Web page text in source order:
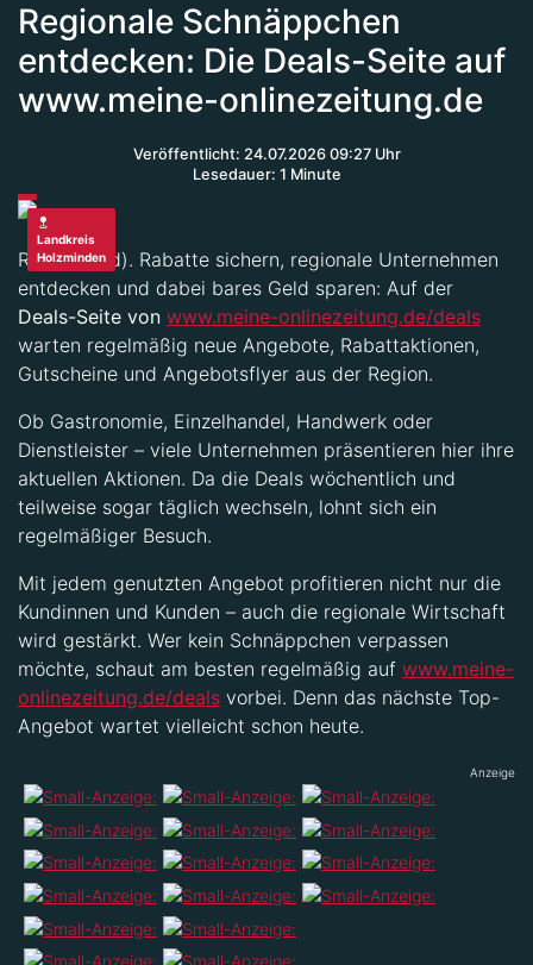
Regionale Schnäppchen
entdecken: Die Deals-Seite auf
www.meine-onlinezeitung.de
Veröffentlicht: 24.07.2026 09:27 Uhr
Lesedauer: 1 Minute
Landkreis
Holzminden
Region (red). Rabatte sichern, regionale Unternehmen
entdecken und dabei bares Geld sparen: Auf der
Deals-Seite von www.meine-onlinezeitung.de/deals
warten regelmäßig neue Angebote, Rabattaktionen,
Gutscheine und Angebotsflyer aus der Region.
Ob Gastronomie, Einzelhandel, Handwerk oder
Dienstleister – viele Unternehmen präsentieren hier ihre
aktuellen Aktionen. Da die Deals wöchentlich und
teilweise sogar täglich wechseln, lohnt sich ein
regelmäßiger Besuch.
Mit jedem genutzten Angebot profitieren nicht nur die
Kundinnen und Kunden – auch die regionale Wirtschaft
wird gestärkt. Wer kein Schnäppchen verpassen
möchte, schaut am besten regelmäßig auf www.meine-
onlinezeitung.de/deals vorbei. Denn das nächste Top-
Angebot wartet vielleicht schon heute.
Anzeige